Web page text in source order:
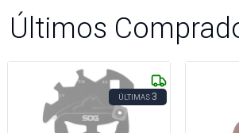
Últimos
ÚLTIMAS3